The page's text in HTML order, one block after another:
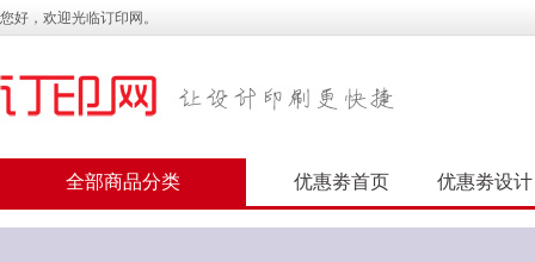
您好，欢迎光临订印网。
全部商品分类 优惠劵首页 优惠劵设计